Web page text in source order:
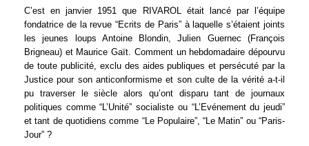
C’est en janvier 1951 que RIVAROL était lancé par l’équipe
fondatrice de la revue “Ecrits de Paris” à laquelle s’étaient joints
les jeunes loups Antoine Blondin, Julien Guernec (François
Brigneau) et Maurice Gaït. Comment un hebdomadaire dépourvu
de toute publicité, exclu des aides publiques et persécuté par la
Justice pour son anticonformisme et son culte de la vérité a-t-il
pu traverser le siècle alors qu’ont disparu tant de journaux
politiques comme “L’Unité” socialiste ou “L’Evénement du jeudi”
et tant de quotidiens comme “Le Populaire”, “Le Matin” ou “Paris-
Jour” ?